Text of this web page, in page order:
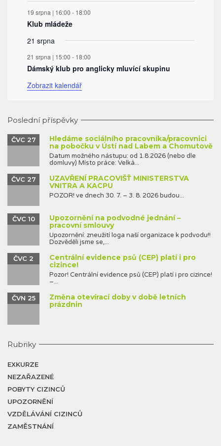
19 srpna | 16:00 - 18:00
Klub mládeže
21 srpna
21 srpna | 15:00 - 18:00
Dámský klub pro anglicky mluvící skupinu
Zobrazit kalendář
Poslední příspěvky
Hledáme sociálního pracovníka/pracovnici
na pobočku v Ústí nad Labem a Chomutově
ČVC 27
Datum možného nástupu: od 1.8.2026 (nebo dle
domluvy) Místo práce: Velká...
UZAVŘENÍ PRACOVIŠŤ MINISTERSTVA
VNITRA A KACPU
ČVC 27
POZOR! ve dnech 30. 7. – 3. 8. 2026 budou...
Upozornění na podvodné jednání –
pracovní smlouvy
ČVC 10
Upozornění: zneužití loga naší organizace k podvodu!!
Dozvěděli jsme se,...
Centrální evidence psů (CEP) platí i pro
cizince!
ČVC 2
Pozor! Centrální evidence psů (CEP) platí i pro cizince!
–...
Změna otevírací doby v době letních
prázdnin
ČVN 25
Rubriky
EXKURZE
NEZAŘAZENÉ
POBYTY CIZINCŮ
UPOZORNĚNÍ
VZDĚLÁVÁNÍ CIZINCŮ
ZAMĚSTNÁNÍ